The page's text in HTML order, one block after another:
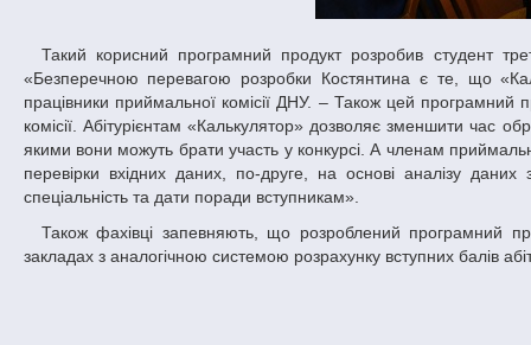
Такий корисний програмний продукт розробив студент третього курсу факультету прикладної математики ДНУ Костянтин Хабарлак.
«Безперечною перевагою розробки Костянтина є те, що
працівники приймальної комісії ДНУ. – Також цей програмний
комісії. Абітурієнтам «Калькулятор» дозволяє зменшити час
якими вони можуть брати участь у конкурсі. А членам
перевірки вхідних даних, по-друге, на основі аналізу даних
спеціальність та дати поради вступникам».
Також фахівці запевняють, що розроблений програмний продукт є «гнучким» і може бути успішно адаптований у вищих навчальних
закладах з аналогічною системою розрахунку вступних балів